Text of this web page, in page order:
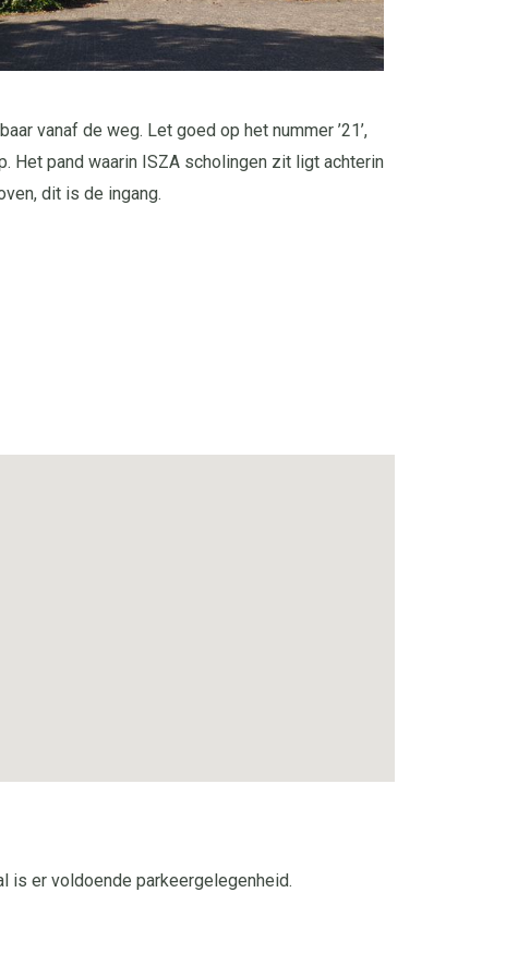
vanaf de weg. Let goed op het nummer ’21’,
Het pand waarin ISZA scholingen zit ligt achterin
dit is de ingang.
is er voldoende parkeergelegenheid.